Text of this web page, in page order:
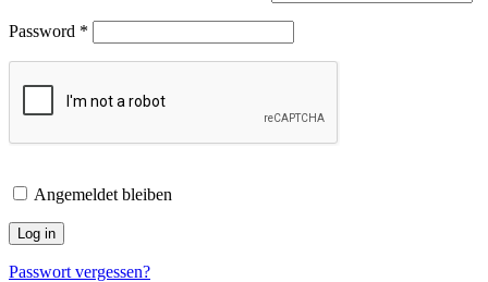
Password *
Angemeldet bleiben
Log in
Passwort vergessen?